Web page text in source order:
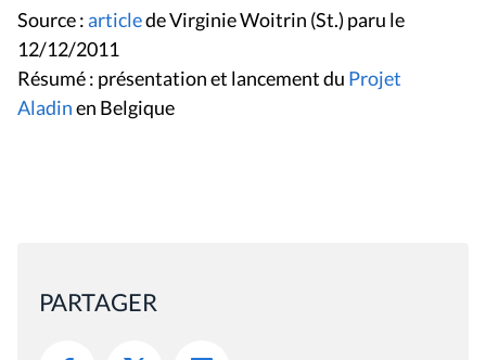
Source :articlede Virginie Woitrin (St.) paru le
12/12/2011
Résumé : présentation et lancement du Projet
Aladinen Belgique
PARTAGER